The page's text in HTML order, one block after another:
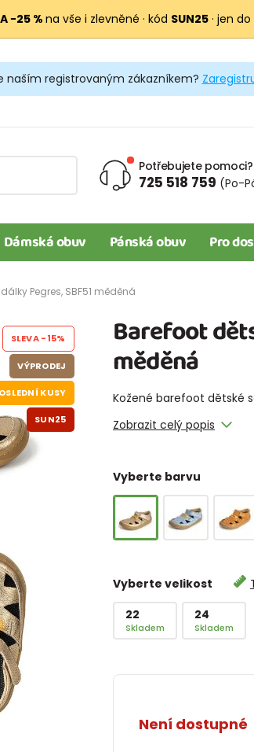
−25 % na vše i zlevněné · kód SUN25 · jen
naším registrovaným zákazníkem?
Potřebujete pomoci?
725 518 759 (Po-
Dámská obuv Pánská obuv Pro
Pegres, SBF51 měděná
Barefoot
měděná
Kožené barefoot dětské
Zobrazit celý popis
Vyberte barvu
Vyberte velikost
22
Skladem
24
Skladem
Není dostupné
SLEVA-15%
VÝPRODEJ
KUSY
SUN25